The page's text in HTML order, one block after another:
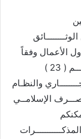
الأعمال وفقاً
لأحكــــــــــــــــام القـــــــــــــــــانون رقـــــــــــــــــم ( 23 )
النشاط التجــــــــاري والنظـام
الإسلامــي